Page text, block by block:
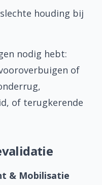
houding bij
nodig hebt:
of
of terugkerende
& Mobilisatie